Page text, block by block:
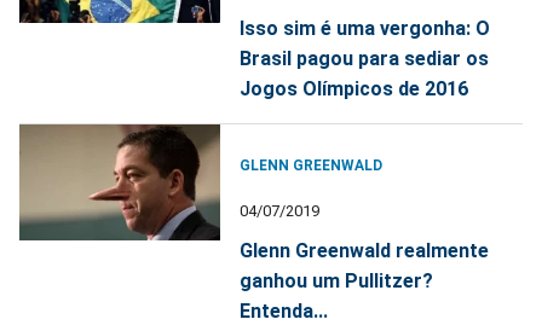
Isso sim é uma vergonha: O
Brasil pagou para sediar os
Jogos Olímpicos de 2016
GLENN GREENWALD
04/07/2019
Glenn Greenwald realmente
ganhou um Pullitzer?
Entenda...